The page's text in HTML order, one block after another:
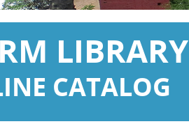
LIBRARY
CATALOG